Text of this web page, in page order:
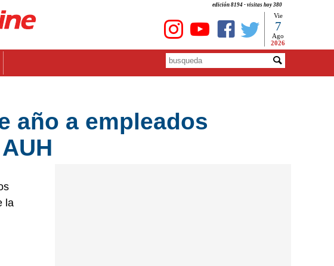
edición 8194 - visitas hoy 380
Vie
7
Ago
2026
año a empleados
la